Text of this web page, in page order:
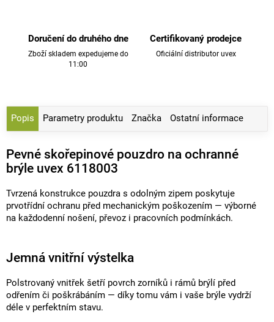
Doručení do druhého dne
Zboží skladem expedujeme do
11:00
Certifikovaný prodejce
Oficiální distributor uvex
Popis Parametry produktu Značka Ostatní informace
Pevné skořepinové pouzdro na ochranné
brýle uvex 6118003
Tvrzená konstrukce pouzdra s odolným zipem poskytuje
prvotřídní ochranu před mechanickým poškozením — výborné
na každodenní nošení, převoz i pracovních podmínkách.
Jemná vnitřní výstelka
Polstrovaný vnitřek šetří povrch zorníků i rámů brýlí před
odřením či poškrábáním — díky tomu vám i vaše brýle vydrží
déle v perfektním stavu.